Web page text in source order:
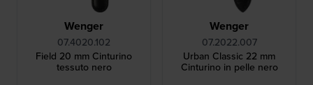
Wenger
07.4020.102
Field 20 mm Cinturino
tessuto nero
Wenger
07.2022.007
Urban Classic 22 mm
Cinturino in pelle nero